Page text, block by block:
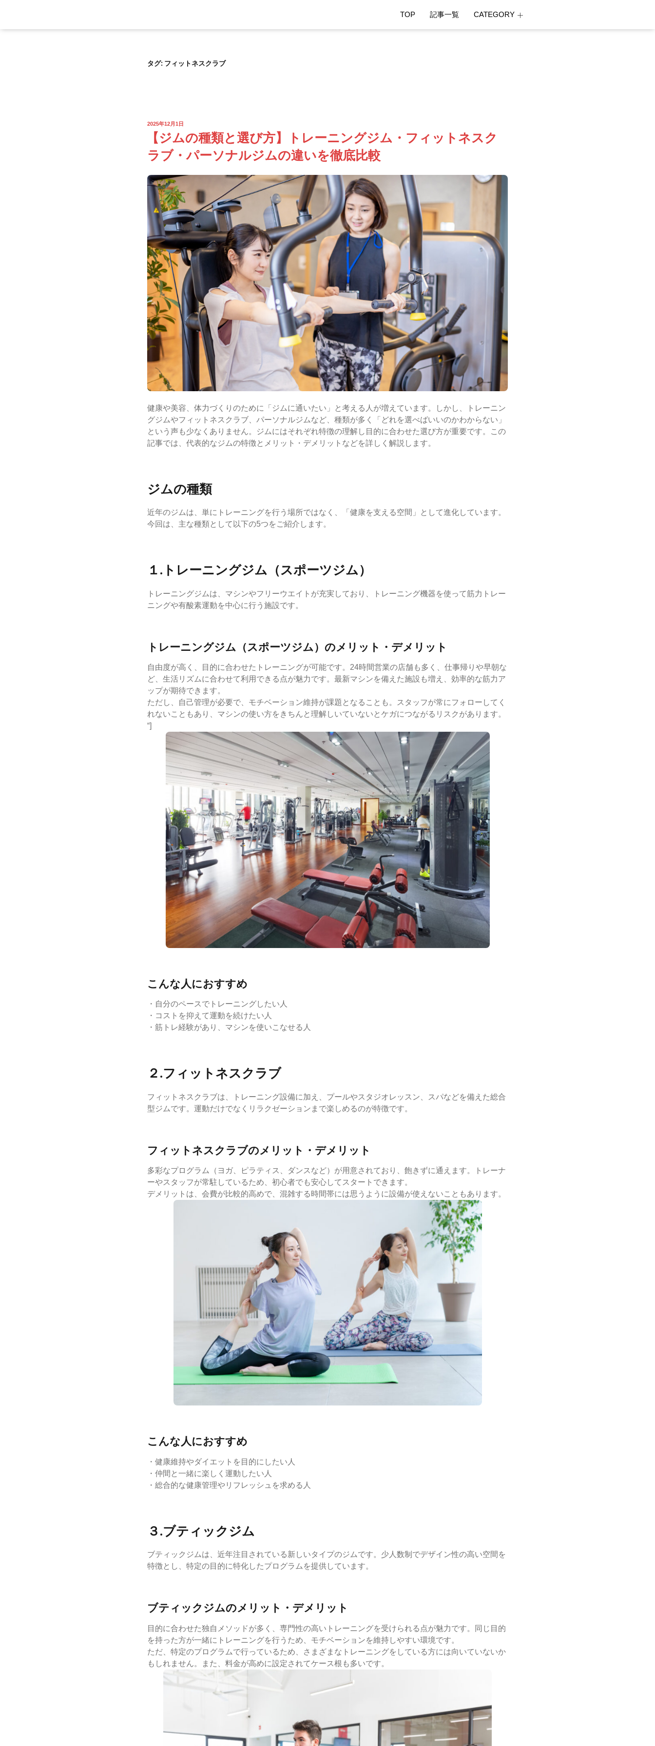
TOP 記事一覧 CATEGORY
タグ: フィットネスクラブ
2025年12月1日
【ジムの種類と選び方】トレーニングジム・フィットネスク
ラブ・パーソナルジムの違いを徹底比較
健康や美容、体力づくりのために「ジムに通いたい」と考える人が増えています。しかし、トレーニン
グジムやフィットネスクラブ、パーソナルジムなど、種類が多く「どれを選べばいいのかわからない」
という声も少なくありません。ジムにはそれぞれ特徴の理解し目的に合わせた選び方が重要です。この
記事では、代表的なジムの特徴とメリット・デメリットなどを詳しく解説します。
ジムの種類
近年のジムは、単にトレーニングを行う場所ではなく、「健康を支える空間」として進化しています。
今回は、主な種類として以下の5つをご紹介します。
１.トレーニングジム（スポーツジム）
トレーニングジムは、マシンやフリーウエイトが充実しており、トレーニング機器を使って筋力トレー
ニングや有酸素運動を中心に行う施設です。
トレーニングジム（スポーツジム）のメリット・デメリット
自由度が高く、目的に合わせたトレーニングが可能です。24時間営業の店舗も多く、仕事帰りや早朝な
ど、生活リズムに合わせて利用できる点が魅力です。最新マシンを備えた施設も増え、効率的な筋力ア
ップが期待できます。
ただし、自己管理が必要で、モチベーション維持が課題となることも。スタッフが常にフォローしてく
れないこともあり、マシンの使い方をきちんと理解しいていないとケガにつながるリスクがあります。
“]
こんな人におすすめ
・自分のペースでトレーニングしたい人
・コストを抑えて運動を続けたい人
・筋トレ経験があり、マシンを使いこなせる人
２.フィットネスクラブ
フィットネスクラブは、トレーニング設備に加え、プールやスタジオレッスン、スパなどを備えた総合
型ジムです。運動だけでなくリラクゼーションまで楽しめるのが特徴です。
フィットネスクラブのメリット・デメリット
多彩なプログラム（ヨガ、ピラティス、ダンスなど）が用意されており、飽きずに通えます。トレーナ
ーやスタッフが常駐しているため、初心者でも安心してスタートできます。
デメリットは、会費が比較的高めで、混雑する時間帯には思うように設備が使えないこともあります。
こんな人におすすめ
・健康維持やダイエットを目的にしたい人
・仲間と一緒に楽しく運動したい人
・総合的な健康管理やリフレッシュを求める人
３.ブティックジム
ブティックジムは、近年注目されている新しいタイプのジムです。少人数制でデザイン性の高い空間を
特徴とし、特定の目的に特化したプログラムを提供しています。
ブティックジムのメリット・デメリット
目的に合わせた独自メソッドが多く、専門性の高いトレーニングを受けられる点が魅力です。同じ目的
を持った方が一緒にトレーニングを行うため、モチベーションを維持しやすい環境です。
ただ、特定のプログラムで行っているため、さまざまなトレーニングをしている方には向いていないか
もしれません。また、料金が高めに設定されてケース根も多いです。